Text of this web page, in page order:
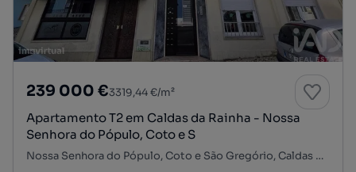
239 000 €3319,44 €/m²
Apartamento T2 em Caldas da Rainha - Nossa
Senhora do Pópulo, Coto e S
Nossa Senhora do Pópulo, Coto e São Gregório, Caldas da Rainha, Leiria